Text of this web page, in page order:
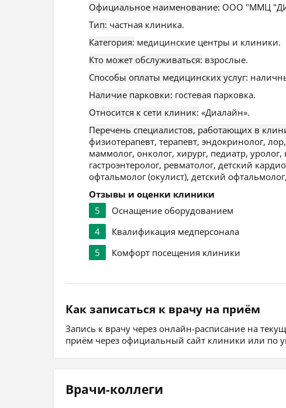
Официальное наименование: ООО "ММЦ
Тип: частная клиника.
Категория: медицинские центры и клиники.
Кто может обслуживаться: взрослые.
Способы оплаты медицинских услуг:
Наличие парковки: гостевая парковка.
Относится к сети клиник: «Диалайн».
Перечень специалистов, работающих в
физиотерапевт, терапевт, эндокринолог,
маммолог, онколог, хирург, педиатр,
гастроэнтеролог, ревматолог, детский
офтальмолог (окулист), детский
Отзывы и оценки клиники
5
Оснащение оборудованием
4
Квалификация медперсонала
5
Комфорт посещения клиники
Как записаться к врачу на приём
Запись к врачу через онлайн-расписание на
приём через официальный сайт клиники или по
Врачи-коллеги